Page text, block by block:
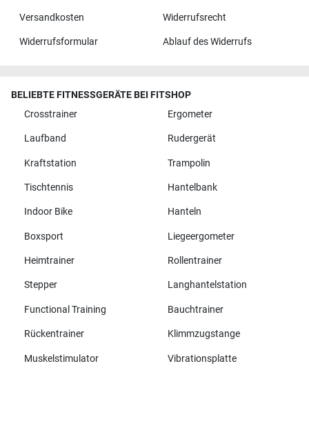
Versandkosten Widerrufsrecht
Widerrufsformular Ablauf des Widerrufs
BELIEBTE FITNESSGERÄTE BEI FITSHOP
Crosstrainer
Ergometer
Laufband Rudergerät
Kraftstation Trampolin
Tischtennis Hantelbank
Indoor Bike Hanteln
Boxsport Liegeergometer
Heimtrainer Rollentrainer
Stepper Langhantelstation
Functional Training Bauchtrainer
Rückentrainer Klimmzugstange
Muskelstimulator Vibrationsplatte